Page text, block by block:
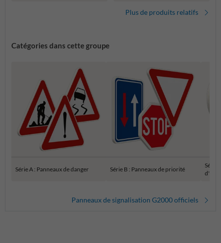
Plus de produits relatifs
Catégories dans cette groupe
Série A : Panneaux de danger Série B : Panneaux de priorité
Série
Panneaux de signalisation G2000 officiels